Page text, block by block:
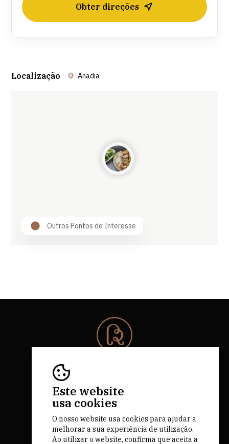
Este website
usa cookies
O nosso website usa cookies para ajudar a
melhorar a sua experiência de utilização.
Ao utilizar o website, confirma que aceita a
Obter direções
Localização Anadia
Outros Pontos de Interesse
RNAAT 684/2019.
by M&ADigital